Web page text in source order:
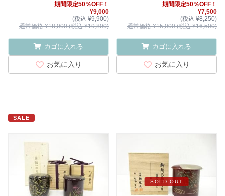
期間限定50％OFF！
¥9,000
(税込 ¥9,900)
通常価格 ¥18,000 (税込 ¥19,800)
カゴに入れる
お気に入り
期間限定50％OFF！
¥7,500
(税込 ¥8,250)
通常価格 ¥15,000 (税込 ¥16,500)
カゴに入れる
お気に入り
SALE
SOLD OUT